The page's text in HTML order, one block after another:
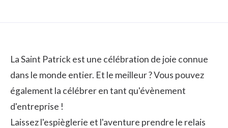
La Saint Patrick est une célébration de joie connue
dans le monde entier. Et le meilleur ? Vous pouvez
également la célébrer en tant qu'évènement
d'entreprise !
Laissez l'espièglerie et l'aventure prendre le relais